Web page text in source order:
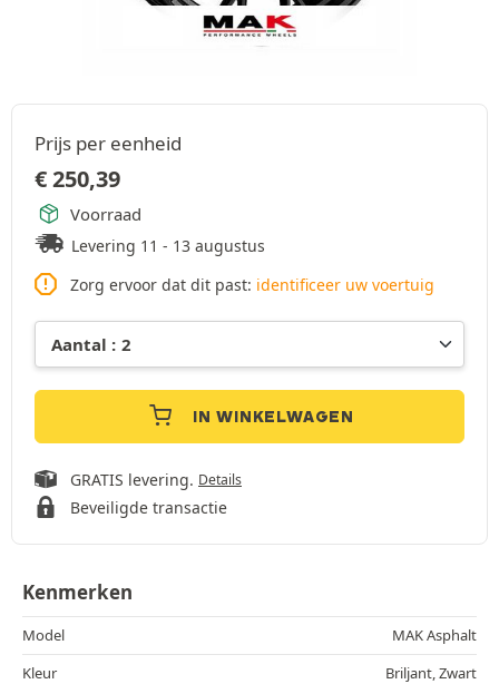
Prijs per eenheid
€250,39
Voorraad
Levering 11 - 13 augustus
Zorg ervoor dat dit past: identificeer uw voertuig
IN WINKELWAGEN
GRATIS levering. Details
Beveiligde transactie
Kenmerken
Model
MAK Asphalt
Kleur
Briljant, Zwart